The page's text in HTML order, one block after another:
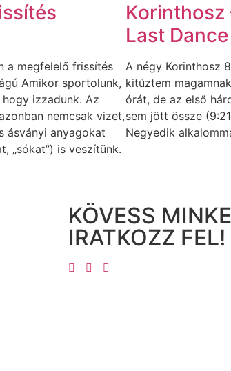
a megfelelő frissítés
Amikor sportolunk,
izzadunk. Az
nemcsak vizet,
ásványi anyagokat
„sókat”) is veszítünk.
Korinthosz
Last Dance
A négy Korinthosz
kitűztem
órát, de az első
sem jött össze
Negyedik
KÖVESS
IRATKOZZ FEL!